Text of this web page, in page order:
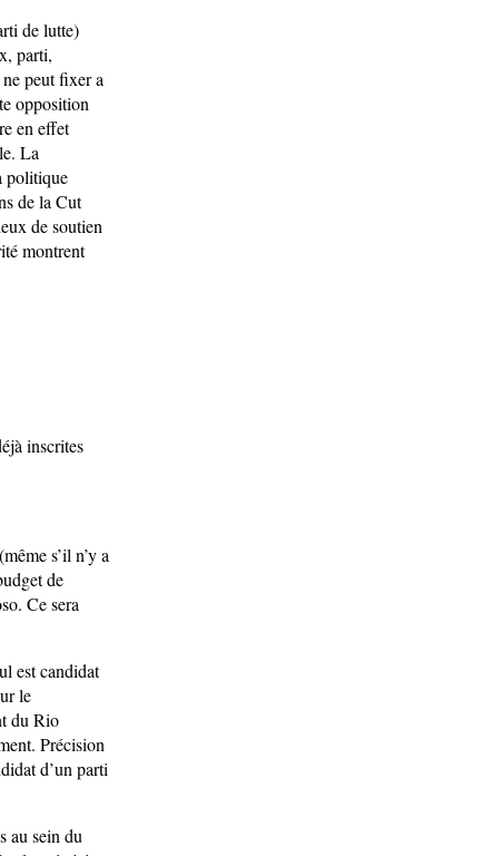
de lutte)
parti,
peut fixer a
opposition
en effet
La
politique
de la Cut
de soutien
montrent
inscrites
s’il n’y a
de
Ce sera
est candidat
le
du Rio
Précision
d’un parti
au sein du